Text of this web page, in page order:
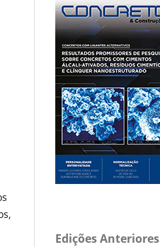
Edições Anteriores